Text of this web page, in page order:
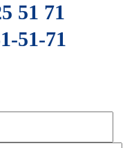
51 71
51-71